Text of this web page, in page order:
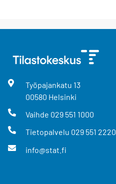
Työpajankatu 13
00580 Helsinki
Vaihde 029 551 1000
Tietopalvelu 029 551 2220
info@stat.fi